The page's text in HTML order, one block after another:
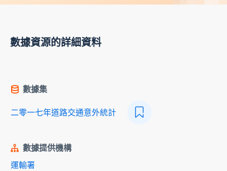
數據資源的詳細資料
數據集
二零一七年道路交通意外統計
數據提供機構
運輸署